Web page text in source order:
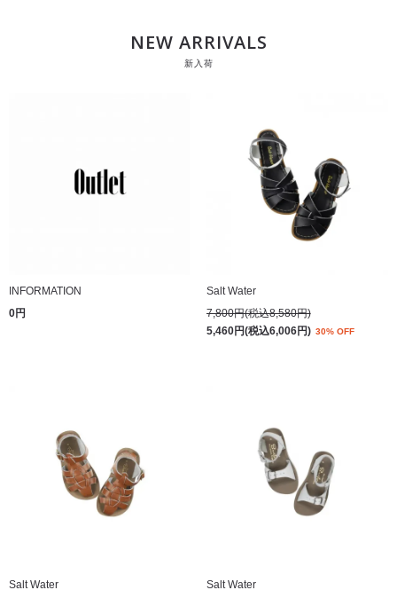
NEW ARRIVALS
新入荷
INFORMATION
0円
Salt Water
7,800円(税込8,580円)
5,460円(税込6,006円) 30% OFF
Salt Water
Salt Water